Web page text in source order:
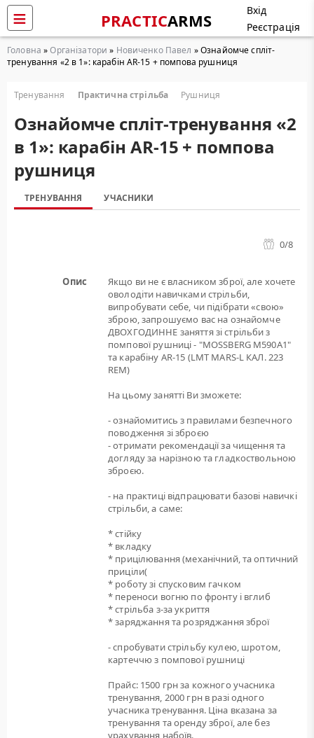
PRACTICARMS
Вхід
Реєстрація
Головна »Організатори » Новиченко Павел » Ознайомче спліт-
тренування «2 в 1»: карабін AR-15 + помпова рушниця
Тренування Практична стрільба Рушниця
Ознайомче спліт-тренування «2
в 1»: карабін AR-15 + помпова
рушниця
ТРЕНУВАННЯ УЧАСНИКИ
0/8
Опис
Якщо ви не є власником зброї, але хочете
оволодіти навичками стрільби,
випробувати себе, чи підібрати «свою»
зброю, запрошуємо вас на ознайомче
ДВОХГОДИННЕ заняття зі стрільби з
помпової рушниці - "MOSSBERG M590A1"
та карабіну AR-15 (LMT MARS-L КАЛ. 223
REM)
На цьому занятті Ви зможете:
- ознайомитись з правилами безпечного
поводження зі зброєю
- отримати рекомендації за чищення та
догляду за нарізною та гладкоствольною
зброєю.
- на практиці відпрацювати базові навичкі
стрільби, а саме:
* стійку
* вкладку
* прицілювання (механічний, та оптичний
приціли(
* роботу зі спусковим гачком
* переноси вогню по фронту і вглиб
* стрільба з-за укриття
* заряджання та розряджання зброї
- спробувати стрільбу кулею, шротом,
картеччю з помпової рушниці
Прайс: 1500 грн за кожного учасника
тренування, 2000 грн в разі одного
учасника тренування. Ціна вказана за
тренування та оренду зброї, але без
урахування набоїв.